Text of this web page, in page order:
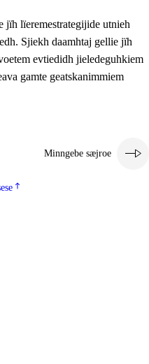
lïeremestrategijide utnieh
Sjiekh daamhtaj gellie jïh
evtiedidh jieledeguhkiem
gamte geatskanimmiem
Minngebe sæjroe